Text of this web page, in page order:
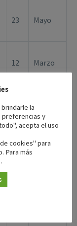
23 Mayo
12 Marzo
13 Marzo
14 Marzo
la
preferencias y
acepta el uso
cookies" para
Para más
.